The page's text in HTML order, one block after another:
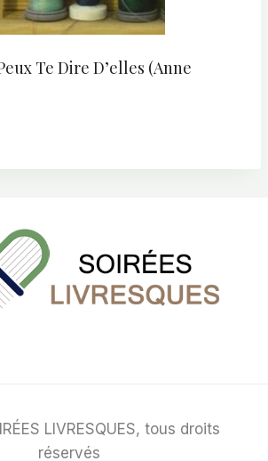
Te Dire D’elles (Anne
LIVRESQUES, tous droits
réservés